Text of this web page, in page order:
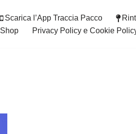
Scarica l’App Traccia Pacco
Shop
Privacy Policy e Cookie